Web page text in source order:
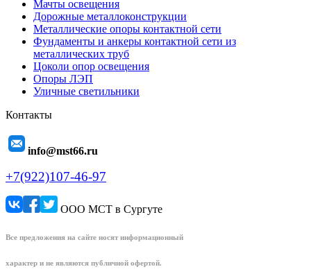
Мачты освещения
Дорожные металлоконструкции
Металлические опоры контактной сети
Фундаменты и анкеры контактной сети из
металлических труб
Цоколи опор освещения
Опоры ЛЭП
Уличные светильники
Контакты
info@mst66.ru
+7(922)107-46-97
ООО МСТ в Сургуте
Все предложения на сайте носят информационный
характер и не являются публичной офертой.